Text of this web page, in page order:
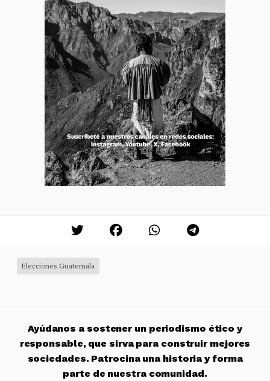
Elecciones Guatemala
Ayúdanos a sostener un periodismo ético y
responsable, que sirva para construir mejores
sociedades. Patrocina una historia y forma
parte de nuestra comunidad.